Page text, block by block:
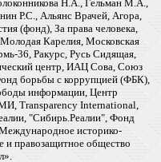
Н.А., Гельман М.А.,
Р.С., Альянс Врачей, Агора,
(фонд), За права человека,
Карелия, Московская
36, Ракурс, Русь Сидящая,
центр, ИАЦ Сова, Союз
борьбы с коррупцией (ФБК),
информации, Центр
Transparency International,
"Сибирь.Реалии", Фонд
историко-
и правозащитное общество